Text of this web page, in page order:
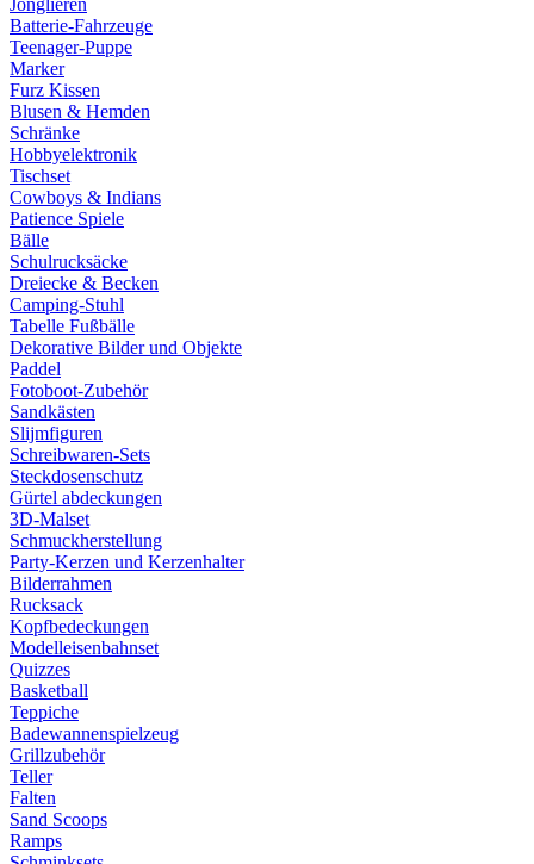
Jonglieren
Batterie-Fahrzeuge
Teenager-Puppe
Marker
Furz Kissen
Blusen & Hemden
Schränke
Hobbyelektronik
Tischset
Cowboys & Indians
Patience Spiele
Bälle
Schulrucksäcke
Dreiecke & Becken
Camping-Stuhl
Tabelle Fußbälle
Dekorative Bilder und Objekte
Paddel
Fotoboot-Zubehör
Sandkästen
Slijmfiguren
Schreibwaren-Sets
Steckdosenschutz
Gürtel abdeckungen
3D-Malset
Schmuckherstellung
Party-Kerzen und Kerzenhalter
Bilderrahmen
Rucksack
Kopfbedeckungen
Modelleisenbahnset
Quizzes
Basketball
Teppiche
Badewannenspielzeug
Grillzubehör
Teller
Falten
Sand Scoops
Ramps